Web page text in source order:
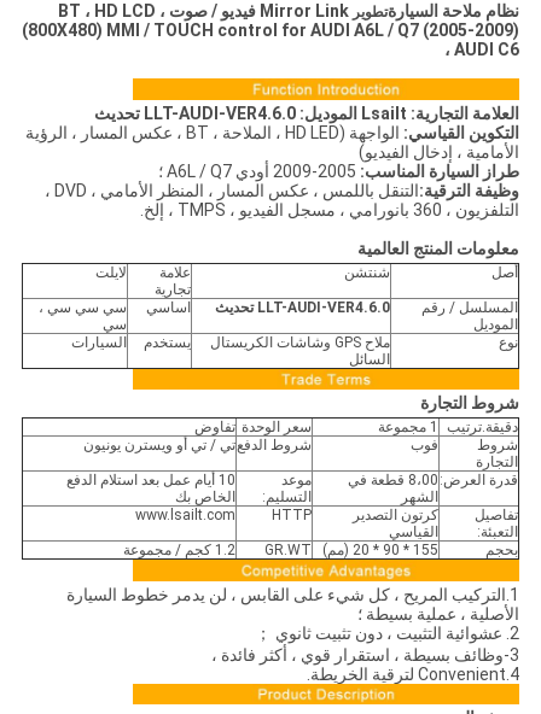
نظام ملاحة السيارةتطوير
Mirror Link فيديو / صوت ، BT ، HD LCD
(800X480) MMI / TOUCH control for AUDI A6L / Q7 (2005-2009)
، AUDI C6
العلامة التجارية: Lsailt الموديل:
LLT-AUDI-VER4.6.0 تحديث
التكوين القياسي:
الواجهة (HD LED ، الملاحة ، BT ، عكس المسار ، الرؤية
الأمامية ، إدخال الفيديو)
طراز السيارة المناسب:
وظيفة الترقية:
التنقل باللمس ، عكس المسار ، المنظر الأمامي ، DVD ،
التلفزيون ، 360 بانورامي ، مسجل الفيديو ، TMPS ، إلخ.
معلومات المنتج العالمية
أصل شنتشن
علامة
تجارية
لايلت
المسلسل / رقم
الموديل
LLT-AUDI-VER4.6.0 تحديث اساسي
سي سي سي ،
سي
نوع
ملاح GPS وشاشات الكريستال
السائل
يستخدم السيارات
شروط التجارة
دقيقة.ترتيب 1 مجموعة سعر الوحدة تفاوض
شروط
التجارة
فوب شروط الدفعتي / تي أو ويسترن يونيون
قدرة العرض:
8،00 قطعة في
الشهر
موعد
التسليم:
10 أيام عمل بعد استلام الدفع
الخاص بك
تفاصيل
التعبئة:
كرتون التصدير
القياسي
HTTP
www.lsailt.com
بحجم 155 * 90 * 20 (مم) GR.WT 1.2 كجم / مجموعة
1.التركيب المريح ، كل شيء على القابس ، لن يدمر خطوط السيارة
الأصلية ، عملية بسيطة ؛
2. عشوائية التثبيت ، دون تثبيت ثانوي ；
3-وظائف بسيطة ، استقرار قوي ، أكثر فائدة ،
4.Convenient لترقية الخريطة.